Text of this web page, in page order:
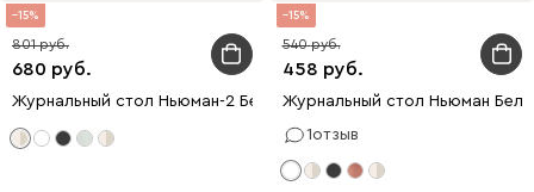
15
680
801
Журнальный стол Ньюман-2 Бежевый
15
458
540
Журнальный стол Ньюман
1отзыв